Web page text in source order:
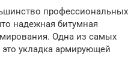
профессиональных
надежная битумная
Одна из самых
укладка армирующей